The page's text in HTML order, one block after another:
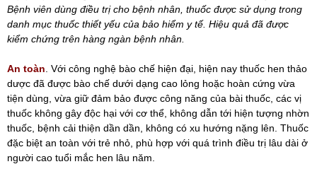
Bệnh viên dùng điều trị cho bệnh nhân, thuốc được sử dụng trong
danh mục thuốc thiết yếu của bảo hiểm y tế. Hiệu quả đã được
kiểm chứng trên hàng ngàn bệnh nhân.
An toàn. Với công nghệ bào chế hiện đại, hiện nay thuốc hen thảo
dược đã được bào chế dưới dạng cao lỏng hoặc hoàn cứng vừa
tiện dùng, vừa giữ đảm bảo được công năng của bài thuốc, các vị
thuốc không gây độc hại với cơ thể, không dẫn tới hiện tượng nhờn
thuốc, bệnh cải thiện dần dần, không có xu hướng nặng lên. Thuốc
đặc biệt an toàn với trẻ nhỏ, phù hợp với quá trình điều trị lâu dài ở
người cao tuổi mắc hen lâu năm.